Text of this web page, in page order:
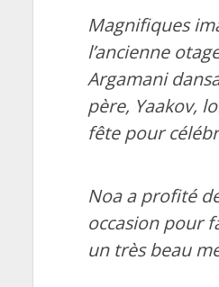
Magnifiques
l’ancienne
Argamani
père, Yaakov,
fête pour
Noa a profité
occasion pour
un très beau